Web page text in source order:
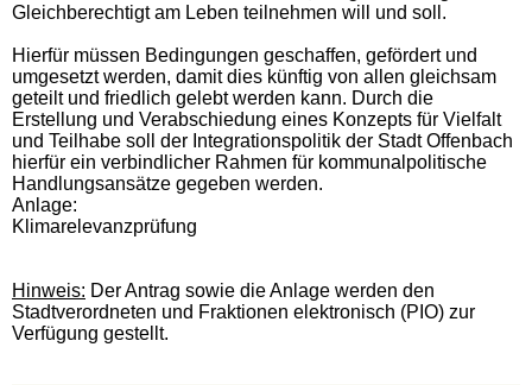
Gleichberechtigt am Leben teilnehmen will und soll.
Hierfür müssen Bedingungen geschaffen, gefördert und
umgesetzt werden, damit dies künftig von allen gleichsam
geteilt und friedlich gelebt werden kann. Durch die
Erstellung und Verabschiedung eines Konzepts für Vielfalt
und Teilhabe soll der Integrationspolitik der Stadt Offenbach
hierfür ein verbindlicher Rahmen für kommunalpolitische
Handlungsansätze gegeben werden.
Anlage:
Klimarelevanzprüfung
Hinweis: Der Antrag sowie die Anlage werden den
Stadtverordneten und Fraktionen elektronisch (PIO) zur
Verfügung gestellt.